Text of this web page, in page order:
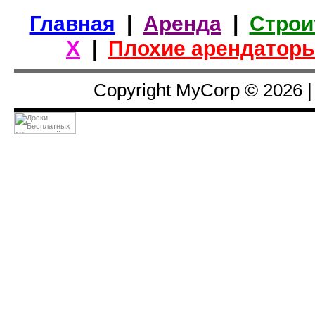
Главная | Аренда|
Х | Плохие
Copyright MyCorp © 2026